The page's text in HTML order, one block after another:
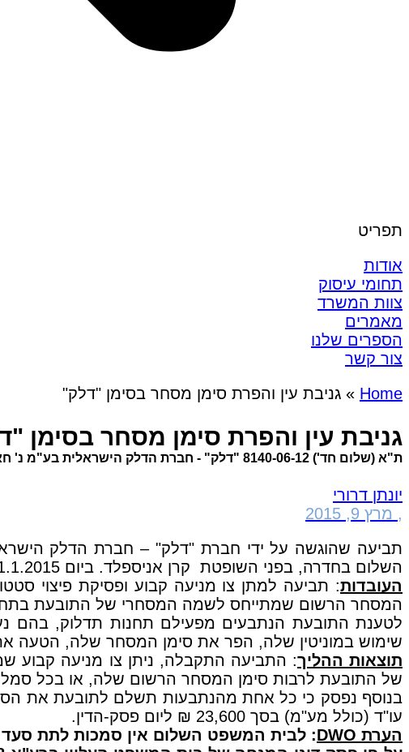
תפריט
אודות
תחומי עיסוק
צוות המשרד
מאמרים
הספרים שלנו
צור קשר
Home
» גניבת עין והפרת סימן מסחר בסימן "דלק"
גניבת עין והפרת סימן מסחר בסימן
ת"א (שלום חד') 8140-06-12 "דלק" - חברת הדלק הישראלית בע"מ נ' חאלד שדאפנה בע"מ (פורסם בנבו, 11.1.2015)
יונתן דרורי
, מרץ 9, 2015
תביעה שהוגשה על ידי חברת "דלק" – חברת הדלק
השלום בחדרה, בפני השופטת קרן אניספלד. ביום 11.1.2015 ניתן פסק הדין בתיק.
העובדות: תביעה למתן צו מניעה קבוע ופסיקת פיצוי
המסחר הרשום שמתייחס לשמה המסחרי של התובעת
לטענת התובעת הנתבעים מפעילם תחנות תדלוק, בהם
שימוש במוניטין שלה, הפר את סימן המסחר שלה, הטעה את
תוצאות ההליך: התביעה התקבלה, ניתן צו מניעה קבוע
של התובעת לרבות סימן המסחר הרשום שלה, או בכל סמל
עו"ד (כולל מע"מ) בסך 23,600 ₪ ליום פסק-הדין.
הערת DWO
: לבית המשפט השלום אין סמכות לתת סעד